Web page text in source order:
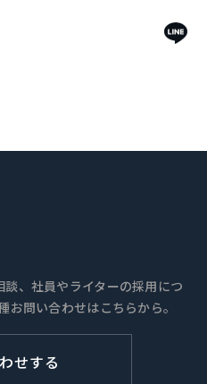
、社員やライターの採用につ
問い合わせはこちらから。
せする